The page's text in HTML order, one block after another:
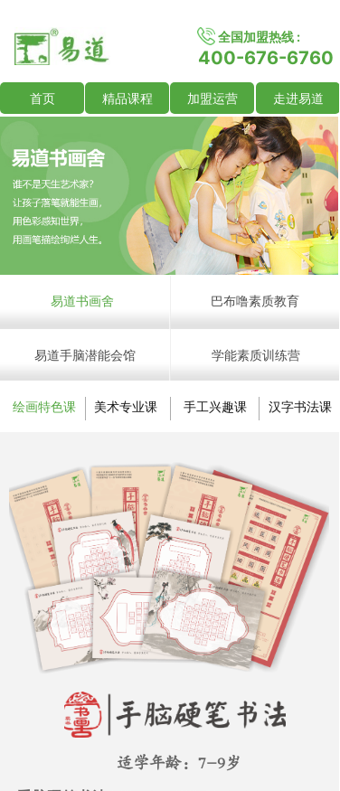
全国加盟热线 :
400-676-6760
首页 精品课程 加盟运营 走进易道
学能素质训练营
易道书画舍 巴布噜素质教育
易道手脑潜能会馆
绘画特色课 美术专业课 手工兴趣课 汉字书法课
适学年龄：7-9岁